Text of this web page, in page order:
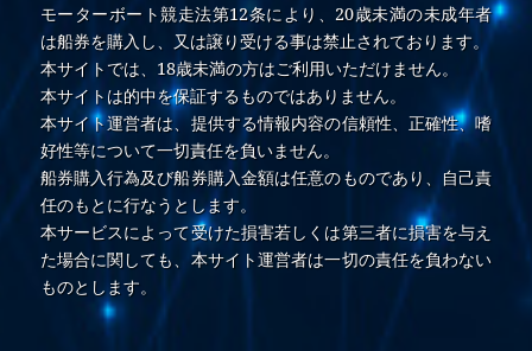
モーターボート競走法第12条により、20歳未満の未成年者
は船券を購入し、又は譲り受ける事は禁止されております。
本サイトでは、18歳未満の方はご利用いただけません。
本サイトは的中を保証するものではありません。
本サイト運営者は、提供する情報内容の信頼性、正確性、嗜
好性等について一切責任を負いません。
船券購入行為及び船券購入金額は任意のものであり、自己責
任のもとに行なうとします。
本サービスによって受けた損害若しくは第三者に損害を与え
た場合に関しても、本サイト運営者は一切の責任を負わない
ものとします。